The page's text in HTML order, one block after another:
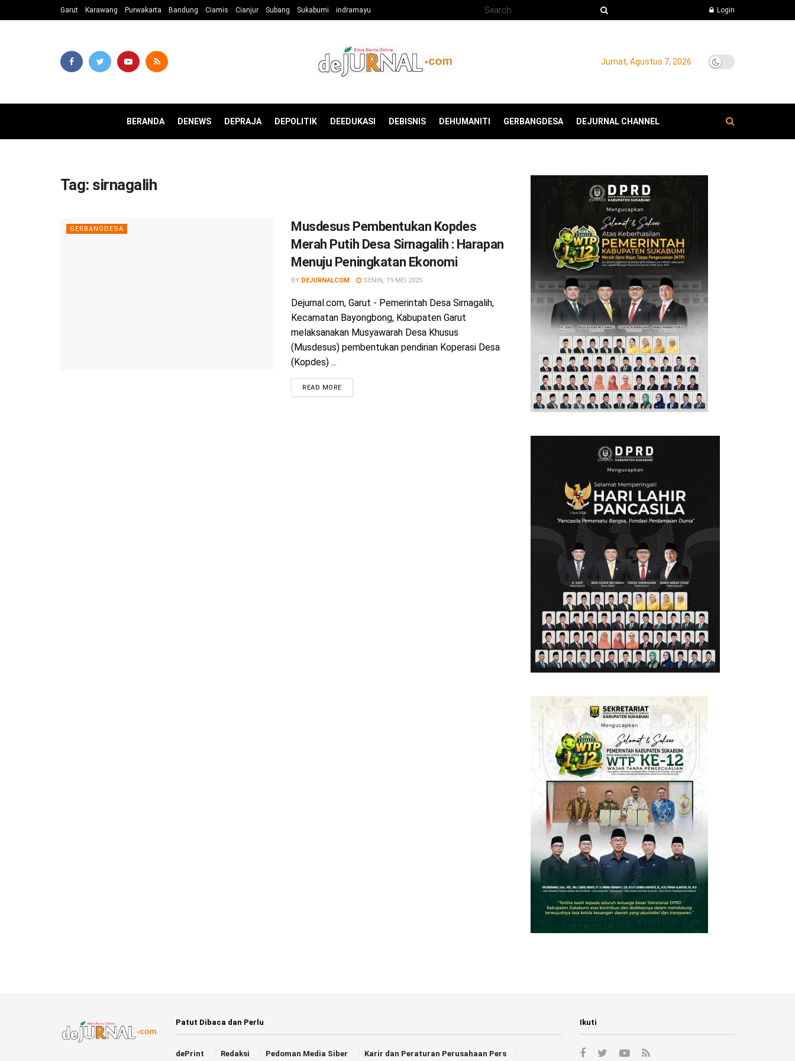
Garut Karawang Purwakarta Bandung Ciamis Cianjur Subang Sukabumi indramayu Login
Jumat, Agustus 7, 2026
BERANDA DENEWS DEPRAJA DEPOLITIK DEEDUKASI DEBISNIS DEHUMANITI GERBANGDESA DEJURNAL CHANNEL
Tag: sirnagalih
GERBANGDESA
Musdesus Pembentukan Kopdes
Merah Putih Desa Sirnagalih : Harapan
Menuju Peningkatan Ekonomi
BY DEJURNALCOM SENIN, 19 MEI 2025
Dejurnal.com, Garut - Pemerintah Desa Sirnagalih,
Kecamatan Bayongbong, Kabupaten Garut
melaksanakan Musyawarah Desa Khusus
(Musdesus) pembentukan pendirian Koperasi Desa
(Kopdes) ...
READ MORE
Patut Dibaca dan Perlu
dePrint Redaksi Pedoman Media Siber Karir dan Peraturan Perusahaan Pers
Ikuti